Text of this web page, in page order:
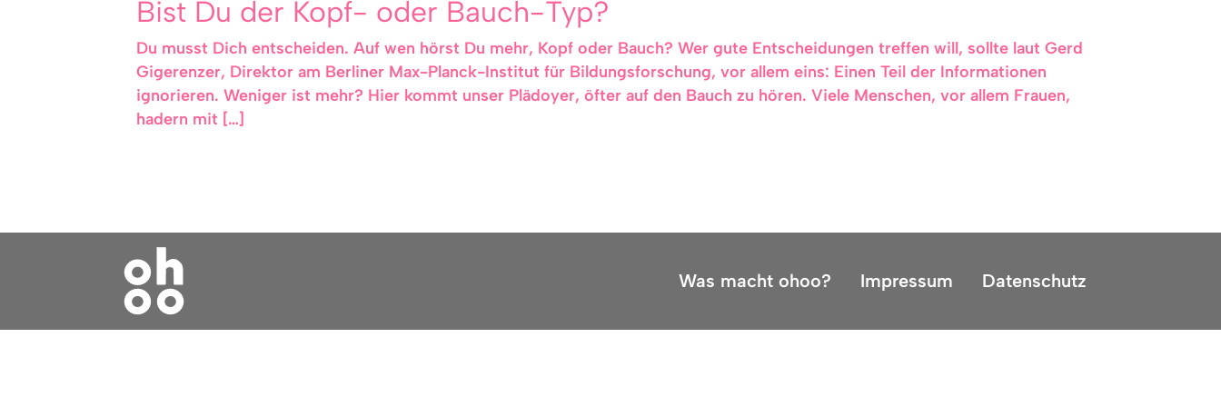
Bist Du der Kopf- oder Bauch-Typ?
Du musst Dich entscheiden. Auf wen hörst Du mehr, Kopf oder Bauch? Wer gute Entscheidungen treffen will, sollte laut Gerd
Gigerenzer, Direktor am Berliner Max-Planck-Institut für Bildungsforschung, vor allem eins: Einen Teil der Informationen
ignorieren. Weniger ist mehr? Hier kommt unser Plädoyer, öfter auf den Bauch zu hören. Viele Menschen, vor allem Frauen,
hadern mit […]
Was macht ohoo? Impressum Datenschutz